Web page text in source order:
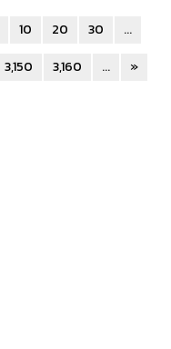
10 20 30
...
3,150 3,160 ...
»